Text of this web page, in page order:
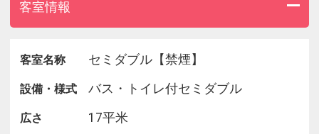
コンセプトは「千葉の台所朝食」
千葉県産の野菜や海産物、千葉県民に昔から食べら
朝食バイキングで約30種類ご用意致しました。
種類が多く思わず迷ってしまう「ご飯のお供」やフ
レッシュなサラダなど
客室情報
客室名称 セミダブル【禁煙】
設備・様式 バス・トイレ付セミダブル
広さ 17平米